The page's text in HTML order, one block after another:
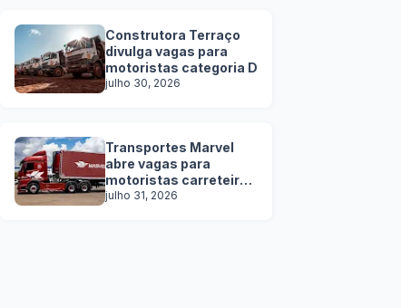
Construtora Terraço
divulga vagas para
motoristas categoria D
julho 30, 2026
Transportes Marvel
abre vagas para
motoristas carreteiros
SEM EXPERIÊNCIA
julho 31, 2026